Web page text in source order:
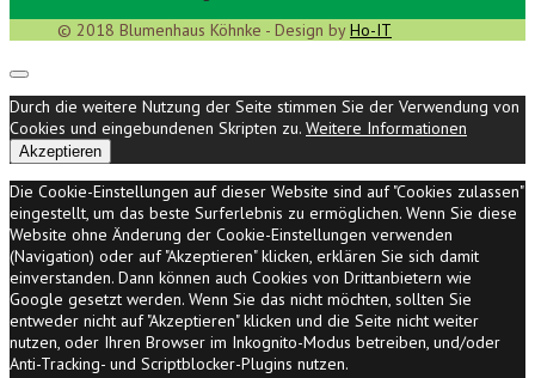
© 2018 Blumenhaus Köhnke - Design byHo-IT
Durch die weitere Nutzung der Seite stimmen Sie der Verwendung von
Cookies und eingebundenen Skripten zu. Weitere Informationen
Akzeptieren
Die Cookie-Einstellungen auf dieser Website sind auf "Cookies zulassen"
eingestellt, um das beste Surferlebnis zu ermöglichen. Wenn Sie diese
Website ohne Änderung der Cookie-Einstellungen verwenden
(Navigation) oder auf "Akzeptieren" klicken, erklären Sie sich damit
einverstanden. Dann können auch Cookies von Drittanbietern wie
Google gesetzt werden. Wenn Sie das nicht möchten, sollten Sie
entweder nicht auf "Akzeptieren" klicken und die Seite nicht weiter
nutzen, oder Ihren Browser im Inkognito-Modus betreiben, und/oder
Anti-Tracking- und Scriptblocker-Plugins nutzen.